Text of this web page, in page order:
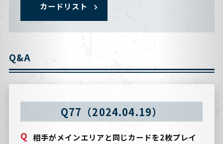
カードリスト
Q&A
Q77（2024.04.19）
相手がメインエリアと同じカードを2枚プレイ